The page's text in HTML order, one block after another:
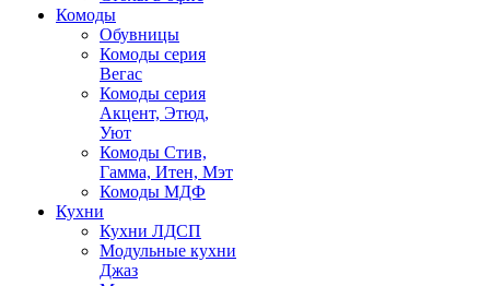
Комоды
Обувницы
Комоды серия
Вегас
Комоды серия
Акцент, Этюд,
Уют
Комоды Стив,
Гамма, Итен, Мэт
Комоды МДФ
Кухни
Кухни ЛДСП
Модульные кухни
Джаз